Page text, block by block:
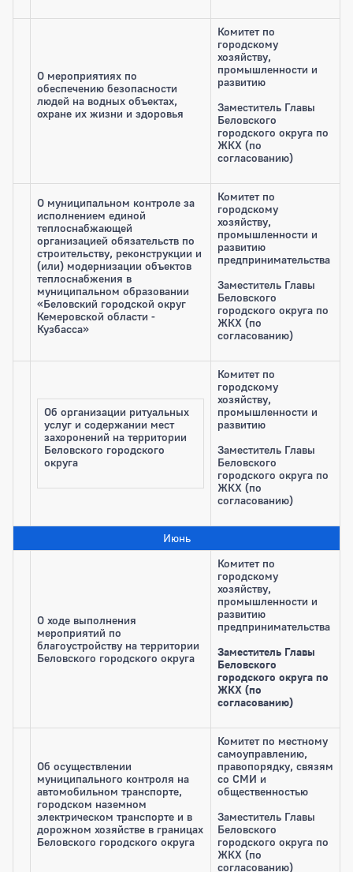
О мероприятиях по
обеспечению безопасности
людей на водных объектах,
охране их жизни и здоровья
Комитет по
городскому
хозяйству,
промышленности и
развитию
Заместитель Главы
Беловского
городского округа по
ЖКХ (по
согласованию)
О муниципальном контроле за
исполнением единой
теплоснабжающей
организацией обязательств по
строительству, реконструкции и
(или) модернизации объектов
теплоснабжения в
муниципальном образовании
«Беловский городской округ
Кемеровской области -
Кузбасса»
Комитет по
городскому
хозяйству,
промышленности и
развитию
предпринимательства
Заместитель Главы
Беловского
городского округа по
ЖКХ (по
согласованию)
Об организации ритуальных
услуг и содержании мест
захоронений на территории
Беловского городского
округа
Комитет по
городскому
хозяйству,
промышленности и
развитию
Заместитель Главы
Беловского
городского округа по
ЖКХ (по
согласованию)
Июнь
О ходе выполнения
мероприятий по
благоустройству на территории
Беловского городского округа
Комитет по
городскому
хозяйству,
промышленности и
развитию
предпринимательства
Заместитель Главы
Беловского
городского округа по
ЖКХ (по
согласованию)
Об осуществлении
муниципального контроля на
автомобильном транспорте,
городском наземном
электрическом транспорте и в
дорожном хозяйстве в границах
Беловского городского округа
Комитет по местному
самоуправлению,
правопорядку, связям
со СМИ и
общественностью
Заместитель Главы
Беловского
городского округа по
ЖКХ (по
согласованию)